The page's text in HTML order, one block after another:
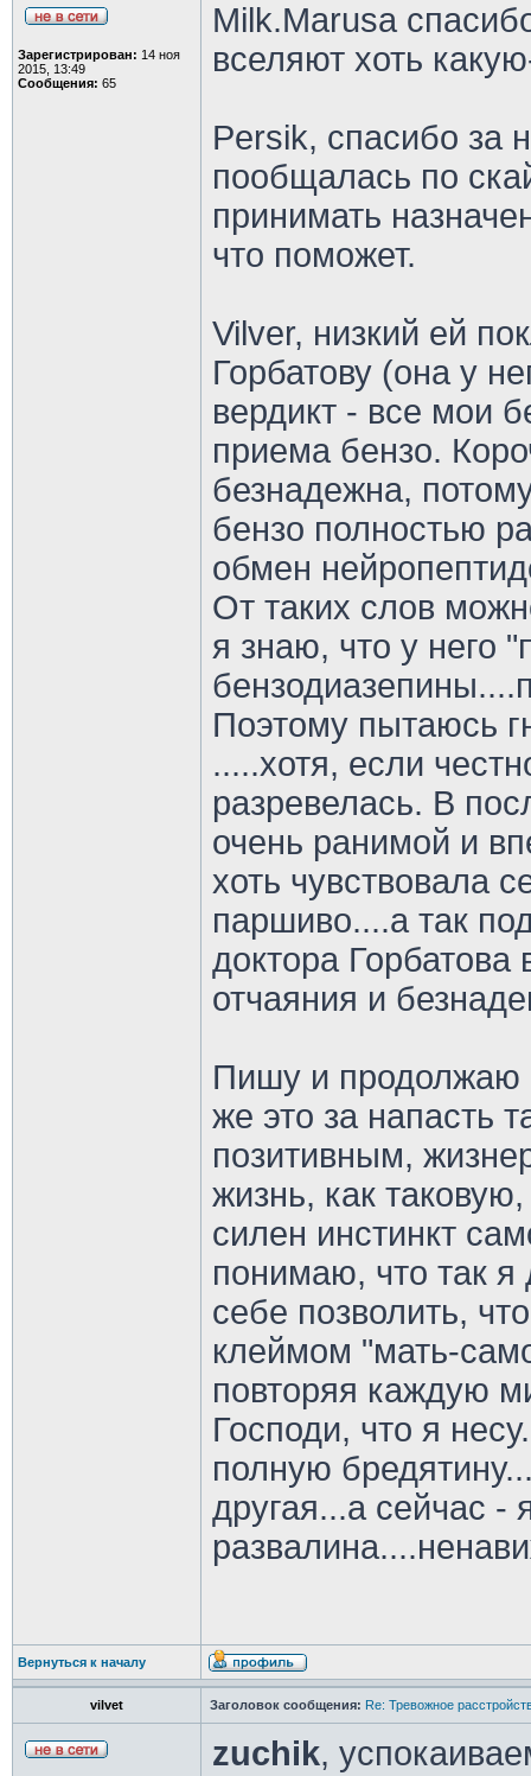
Зарегистрирован: 14 ноя
2015, 13:49
Сообщения: 65
Milk.Marusa
вселяют хоть
Persik, спасибо за
пообщалась по
принимать
что поможет.
Vilver, низкий ей
Горбатову (она у
вердикт - все мои
приема бензо.
безнадежна,
бензо полностью
обмен
От таких слов
я знаю, что у него
Поэтому пытаюсь
.....хотя, если
разревелась. В
очень ранимой и
хоть чувствовала
паршиво....а так
доктора Горбатова
отчаяния и
Пишу и продолжаю
же это за напасть
позитивным,
жизнь, как
силен инстинкт
понимаю, что так
себе позволить,
клеймом "мать-
повторяя каждую
Господи, что я
полную
другая...а сейчас
Вернуться к началу
vilvet Заголовок сообщения: Re: Тревожное
zuchik,